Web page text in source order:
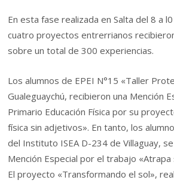
En esta fase realizada en Salta del 8 a
cuatro proyectos entrerrianos
sobre un total de 300 experiencias.
Los alumnos de EPEI N°15 «Taller
Gualeguaychú, recibieron una Mención
Primario Educación Física por su
física sin adjetivos». En tanto, los
del Instituto ISEA D-234 de Villaguay,
Mención Especial por el trabajo «Atrapa
El proyecto «Transformando el sol»,